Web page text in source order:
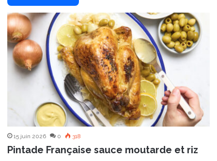
15 juin 2026 0 318
Pintade Française sauce moutarde et riz